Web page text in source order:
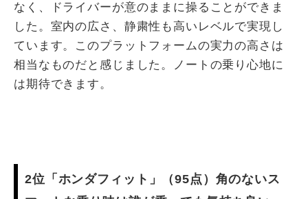
なく、ドライバーが意のままに操ることができま
した。室内の広さ、静粛性も高いレベルで実現し
ています。このプラットフォームの実力の高さは
相当なものだと感じました。ノートの乗り心地に
は期待できます。
2位「ホンダフィット」（95点）角のないス